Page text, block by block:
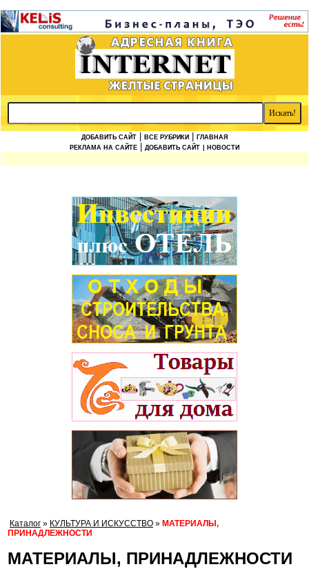
ДОБАВИТЬ САЙТ ВСЕ РУБРИКИ
ГЛАВНАЯ
РЕКЛАМА НА САЙТЕ
ДОБАВИТЬ САЙТ | НОВОСТИ
Каталог » КУЛЬТУРА И ИСКУССТВО » МАТЕРИАЛЫ,
ПРИНАДЛЕЖНОСТИ
МАТЕРИАЛЫ, ПРИНАДЛЕЖНОСТИ